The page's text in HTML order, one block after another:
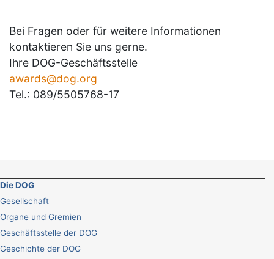
Bei Fragen oder für weitere Informationen
kontaktieren Sie uns gerne.
Ihre DOG-Geschäftsstelle
awards@dog.org
Tel.: 089/5505768-17
Die DOG
Gesellschaft
Organe und Gremien
Geschäftsstelle der DOG
Geschichte der DOG